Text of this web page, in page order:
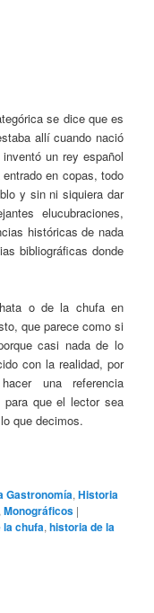
se dice que es
allí cuando nació
un rey español
en copas, todo
y sin ni siquiera dar
elucubraciones,
históricas de nada
bibliográficas donde
o de la chufa en
que parece como si
casi nada de lo
con la realidad, por
una referencia
para que el lector sea
que decimos.
Gastronomía,Historia
,Monográficos |
la chufa,historia de la